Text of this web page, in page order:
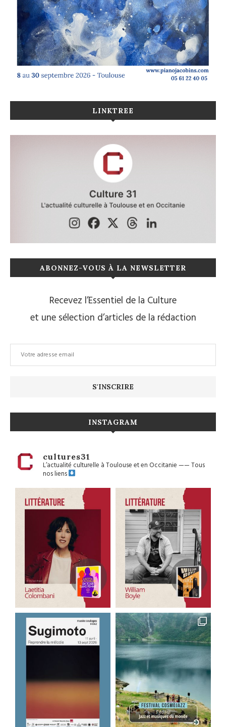
LINKTREE
ABONNEZ-VOUS À LA NEWSLETTER
Recevez l’Essentiel de la Culture
et une sélection d’articles de la rédaction
INSTAGRAM
cultures31
L’actualité culturelle à Toulouse et en Occitanie——Tous
nos liens